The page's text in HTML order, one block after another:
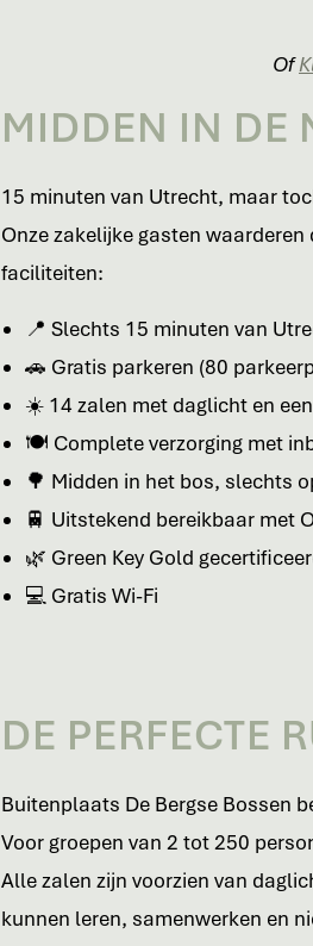
Of
MIDDEN IN DE
15 minuten van Utrecht, maar
Onze zakelijke gasten
faciliteiten:
📍 Slechts 15 minuten van
🚗 Gratis parkeren (80
☀️ 14 zalen met daglicht en
🍽️ Complete verzorging met
🌳 Midden in het bos, slechts
🚆 Uitstekend bereikbaar met
🌿 Green Key Gold
💻 Gratis Wi-Fi
DE PERFECTE
Buitenplaats De Bergse Bossen
Voor groepen van 2 tot 250
Alle zalen zijn voorzien van
kunnen leren, samenwerken en